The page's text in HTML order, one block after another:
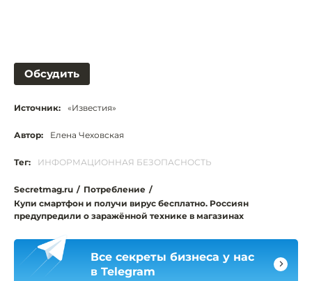
Обсудить
Источник: «Известия»
Автор: Елена Чеховская
Тег: ИНФОРМАЦИОННАЯ БЕЗОПАСНОСТЬ
Secretmag.ru / Потребление /
Купи смартфон и получи вирус бесплатно. Россиян
предупредили о заражённой технике в магазинах
Все секреты бизнеса у нас
в Telegram